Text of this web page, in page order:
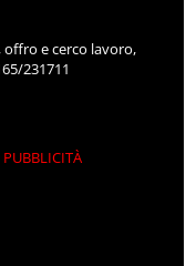
offro e cerco lavoro,
231711